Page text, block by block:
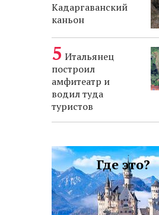
Кадаргаванский
каньон
Итальянец
построил
амфитеатр и
водил туда
туристов
Где это?